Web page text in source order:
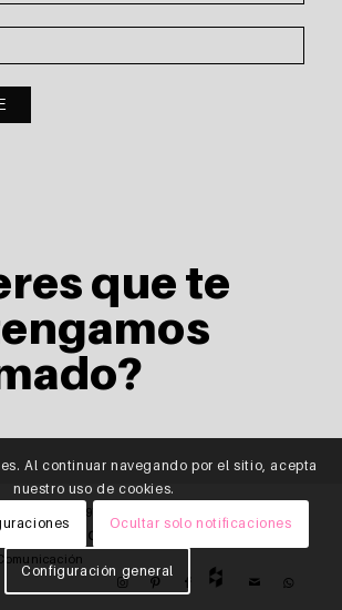
que te
\ | 976 818 512 |
de datos
Cabo de
Al continuar navegando por el sitio, acepta
nuestro uso de cookies.
Ocultar solo notificaciones
Configuración general